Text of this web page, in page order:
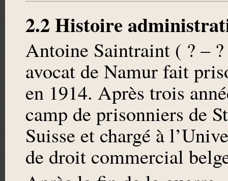
2.2 Histoire
Antoine Saintraint ( ? –
avocat de Namur fait
en 1914. Après trois
camp de prisonniers de
Suisse et chargé à
de droit commercial